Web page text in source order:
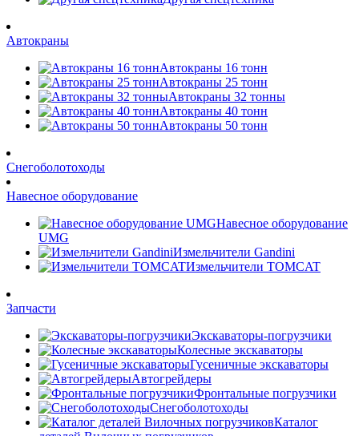
Автокраны
Автокраны 16 тонн
Автокраны 25 тонн
Автокраны 32 тонны
Автокраны 40 тонн
Автокраны 50 тонн
Снегоболотоходы
Навесное оборудование
Навесное оборудование
UMG
Измельчители Gandini
Измельчители TOMCAT
Запчасти
Экскаваторы-погрузчики
Колесные экскаваторы
Гусеничные экскаваторы
Автогрейдеры
Фронтальные погрузчики
Снегоболотоходы
Каталог